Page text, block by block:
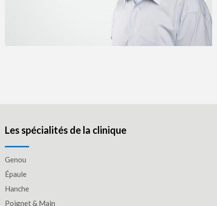
Les spécialités de la clinique
Genou
Épaule
Hanche
Poignet & Main